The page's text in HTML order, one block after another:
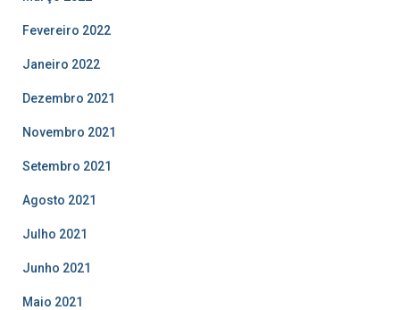
Fevereiro 2022
Janeiro 2022
Dezembro 2021
Novembro 2021
Setembro 2021
Agosto 2021
Julho 2021
Junho 2021
Maio 2021